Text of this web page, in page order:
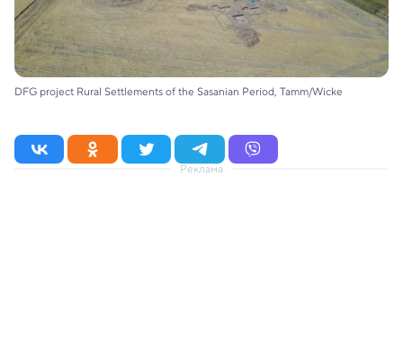
DFG project Rural Settlements of the Sasanian Period, Tamm/Wicke
Реклама